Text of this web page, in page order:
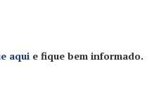
aqui e fique bem informado.